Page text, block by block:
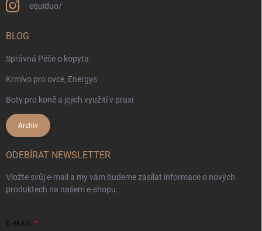
equiduo/
BLOG
Správná Péče o kopyta
Krmivo pro ovce, Energys
Boty pro koně a jejich využití v praxi
Archiv
ODEBÍRAT NEWSLETTER
Vložte svůj e-mail a my vám budeme zasílat informace o nových
produktech na našem e-shopu.
E-MAIL